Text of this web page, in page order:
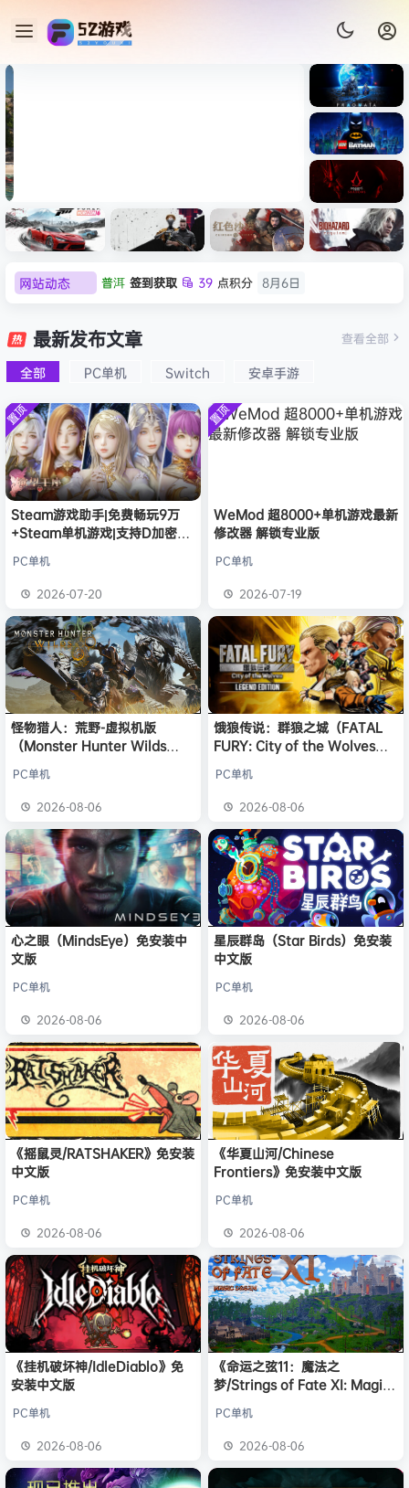
Light ）免安装中文版
《识质存
在/PRAG
MATA》
免安装中
文版
《乐高蝙
蝠侠：黑
暗骑士之
Dark
Creed
拟机
速：地平
线
6（Forza
Horizon
6）免安装
中文版
心/Atomi
c
Heart》
文版
n Desert
HYPERVI
SOR）免
安装中文
版
9：安魂
Requiem
）免安装
中文版
网站动态 普洱 签到获取 39 点积分 8月6日
欢迎 0**3
欢迎c***s
欢迎V****y 加入本站
8月6日
欢迎1******4 加入本站
8月5日
l***g 签到获取 28 点积分 8月5日
w******g 签到获取
欢迎w******g 加入本站
欢迎D****Z 加入本站 5小时前
欢迎有*酱 加入本站
7小时前
43 点积分
加入本站 8月6日
最新发布文章
全部 PC单机 Switch 安卓手游
查看全部
置顶
Steam游戏助手|免费畅玩9万
+Steam单机游戏|支持D加密以
PC单机
2026-07-20
置顶
WeMod 超8000+单机游戏最新
修改器 解锁专业版
PC单机
2026-07-19
怪物猎人：荒野-虚拟机版
（Monster Hunter Wilds
PC单机
2026-08-06
饿狼传说：群狼之城（FATAL
FURY: City of the Wolves）
PC单机
2026-08-06
心之眼（MindsEye）免安装中
文版
PC单机
2026-08-06
星辰群岛（Star Birds）免安装
中文版
PC单机
2026-08-06
《摇鼠灵/RATSHAKER》免安装
中文版
PC单机
2026-08-06
《华夏山河/Chinese
Frontiers》免安装中文版
PC单机
2026-08-06
《挂机破坏神/IdleDiablo》免
安装中文版
PC单机
2026-08-06
《命运之弦11：魔法之
梦/Strings of Fate XI: Magic
PC单机
2026-08-06